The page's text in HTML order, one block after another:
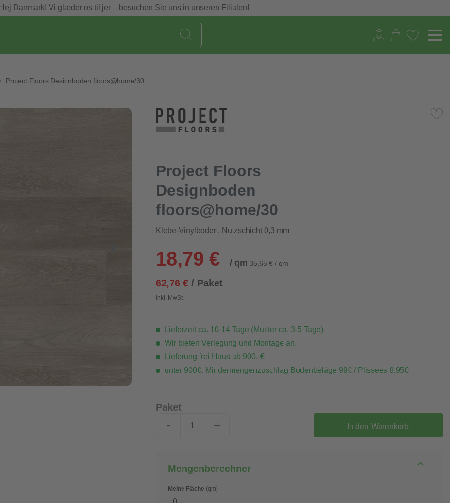
Hej Danmark! Vi glæder os til jer – besuchen Sie uns in unseren Filialen!
Project Floors Designboden floors@home/30
Project Floors
Designboden
floors@home/30
Klebe-Vinylboden, Nutzschicht 0,3 mm
18,79 € / qm 35,65 € / qm
62,76 €/ Paket
inkl. MwSt.
Lieferzeit ca. 10-14 Tage (Muster ca. 3-5 Tage)
Wir bieten Verlegung und Montage an.
Lieferung frei Haus ab 900,-€
unter 900€: Mindermengenzuschlag Bodenbeläge 99€ / Plissees 6,95€
Paket
- + In den Warenkorb
Mengenberechner
Meine Fläche (qm)